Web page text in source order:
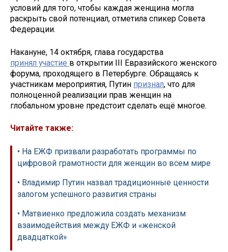
условий для того, чтобы каждая женщина могла
раскрыть свой потенциал, отметила спикер Совета
Федерации.
Накануне, 14 октября, глава государства
принял участие в открытии III Евразийского женского
форума, проходящего в Петербурге. Обращаясь к
участникам мероприятия, Путин признал, что для
полноценной реализации прав женщин на
глобальном уровне предстоит сделать ещё многое.
Читайте также:
• На ЕЖФ призвали разработать программы по
цифровой грамотности для женщин во всем мире
• Владимир Путин назвал традиционные ценности
залогом успешного развития страны
• Матвиенко предложила создать механизм
взаимодействия между ЕЖФ и «женской
двадцаткой»